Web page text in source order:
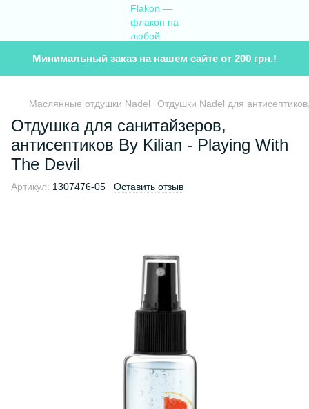
Минимальный заказ на нашем сайте от 200 грн.!
Маслянные отдушки Nadel Отдушки Nadel для
Отдушка для санитайзеров,
антисептиков By Kilian - Playing With
The Devil
Артикул: 1307476-05 Оставить отзыв